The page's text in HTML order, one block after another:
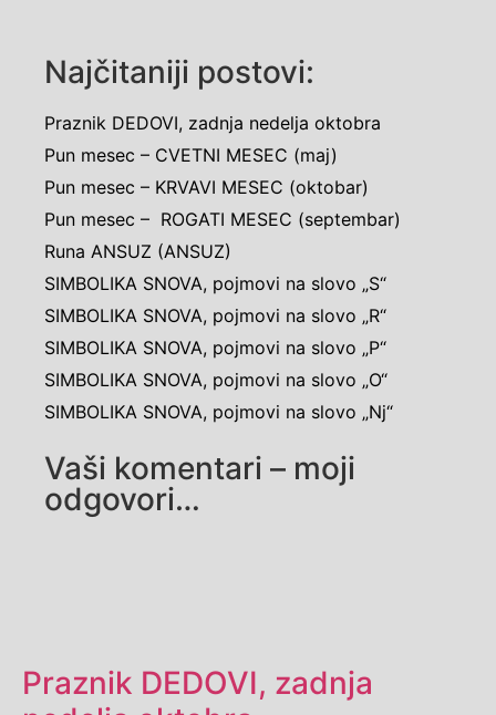
Najčitaniji postovi:
Praznik DEDOVI, zadnja nedelja oktobra
Pun mesec – CVETNI MESEC (maj)
Pun mesec – KRVAVI MESEC (oktobar)
Pun mesec – ROGATI MESEC (septembar)
Runa ANSUZ (ANSUZ)
SIMBOLIKA SNOVA, pojmovi na slovo „S“
SIMBOLIKA SNOVA, pojmovi na slovo „R“
SIMBOLIKA SNOVA, pojmovi na slovo „P“
SIMBOLIKA SNOVA, pojmovi na slovo „O“
SIMBOLIKA SNOVA, pojmovi na slovo „Nj“
Vaši komentari – moji
odgovori…
Praznik DEDOVI, zadnja